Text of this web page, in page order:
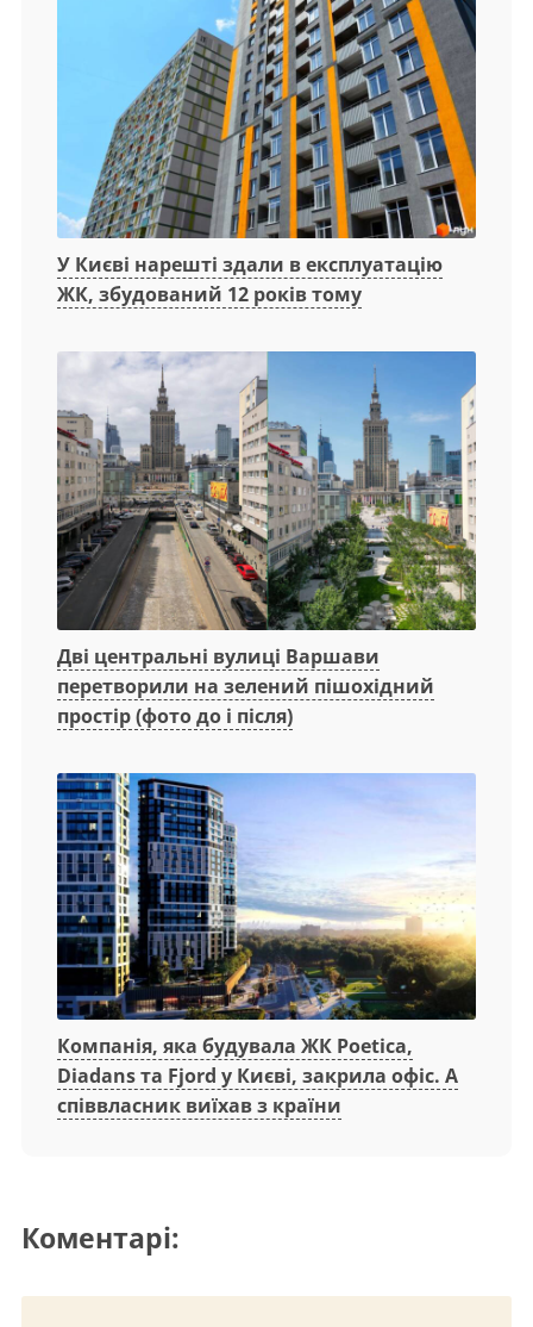
У Києві нарешті здали в експлуатацію
ЖК, збудований 12 років тому
Дві центральні вулиці Варшави
перетворили на зелений пішохідний
простір (фото до і після)
Компанія, яка будувала ЖК Poetica,
Diadans та Fjord у Києві, закрила офіс. А
співвласник виїхав з країни
Коментарі: